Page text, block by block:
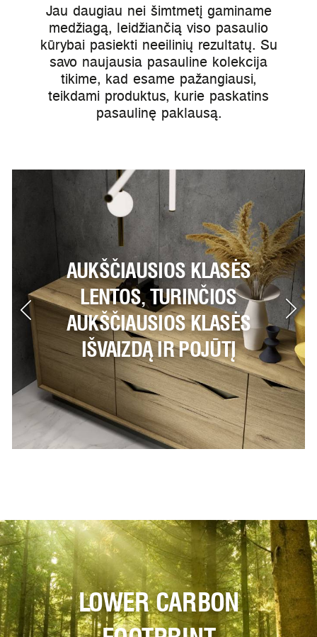
Jau daugiau nei šimtmetį gaminame
medžiagą, leidžiančią viso pasaulio
kūrybai pasiekti neeilinių rezultatų. Su
savo naujausia pasauline kolekcija
tikime, kad esame pažangiausi,
teikdami produktus, kurie paskatins
pasaulinę paklausą.
AUKŠČIAUSIOS KLASĖS
LENTOS, TURINČIOS
AUKŠČIAUSIOS KLASĖS
IŠVAIZDĄ IR POJŪTĮ
LOWER CARBON